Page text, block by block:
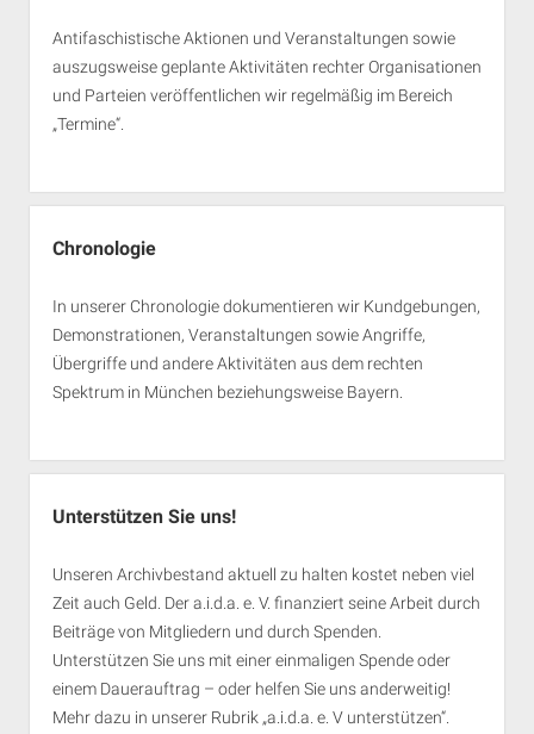
Antifaschistische Aktionen und Veranstaltungen sowie
auszugsweise geplante Aktivitäten rechter Organisationen
und Parteien veröffentlichen wir regelmäßig im Bereich
„Termine“.
Chronologie
In unserer Chronologie dokumentieren wir Kundgebungen,
Demonstrationen, Veranstaltungen sowie Angriffe,
Übergriffe und andere Aktivitäten aus dem rechten
Spektrum in München beziehungsweise Bayern.
Unterstützen Sie uns!
Unseren Archivbestand aktuell zu halten kostet neben viel
Zeit auch Geld. Der a.i.d.a. e. V. finanziert seine Arbeit durch
Beiträge von Mitgliedern und durch Spenden.
Unterstützen Sie uns mit einer einmaligen Spende oder
einem Dauerauftrag – oder helfen Sie uns anderweitig!
Mehr dazu in unserer Rubrik „a.i.d.a. e. V unterstützen“.